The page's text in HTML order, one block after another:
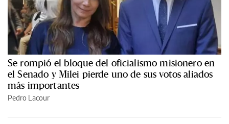
Se rompió el bloque del oficialismo misionero en
el Senado y Milei pierde uno de sus votos aliados
más importantes
Pedro Lacour